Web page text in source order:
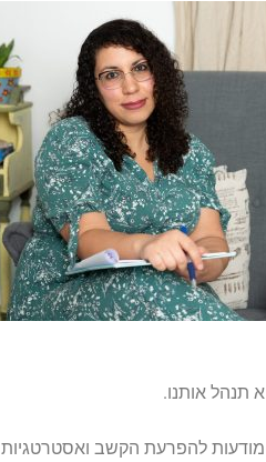
תנהל אותנו.
מודעות להפרעת הקשב ואסטרטגיות